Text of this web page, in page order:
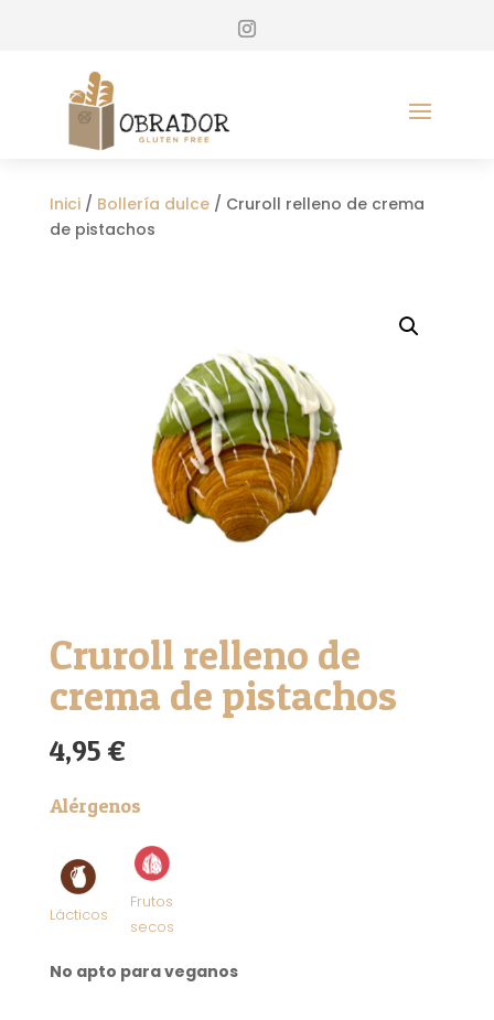
Inici/ Bollería dulce/ Cruroll relleno de crema
de pistachos
Cruroll relleno de
crema de pistachos
4,95 €
Alérgenos
Lácticos
Frutos
secos
No apto para veganos